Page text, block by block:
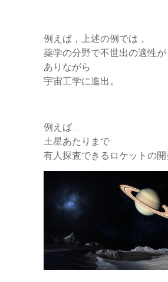
例えば，上述の例では，
薬学の分野で不世出の適性が
ありながら…
宇宙工学に進出。
例えば…
土星あたりまで
有人探査できるロケットの